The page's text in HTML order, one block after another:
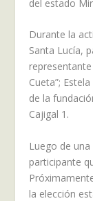
del estado
Durante la
Santa Lucía,
Cueta”;
de la
Cajigal 1.
Luego de
participante
la elección